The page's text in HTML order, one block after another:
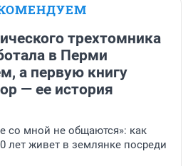
трехтомника
в Перми
а первую книгу
— ее история
со мной не общаются»: как
лет живет в землянке посреди